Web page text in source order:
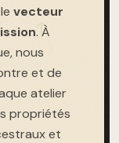
vecteur
. À
nous
et de
atelier
propriétés
et